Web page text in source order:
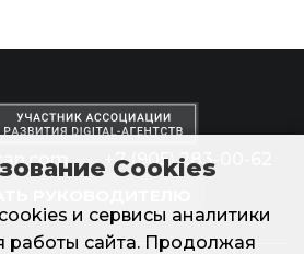
+7 (905) 283-00-62
Cookies
и сервисы аналитики
работы сайта. Продолжая